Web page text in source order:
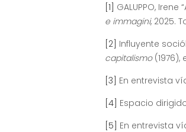
[1] GALUPPO,
e immagini, 2025.
[2] Influyente
capitalismo(1976),
[3] En entrevista
[4] Espacio
[5] En entrevista